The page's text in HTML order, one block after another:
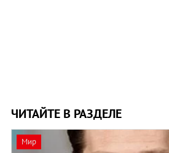
ЧИТАЙТЕ В РАЗДЕЛЕ
Мир